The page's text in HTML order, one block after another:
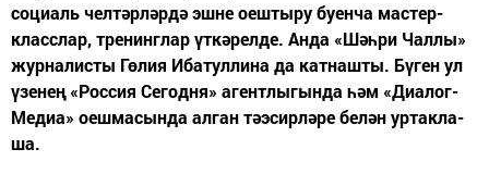
со­ци­аль чел­тәр­ләр­дә эш­не оеш­ты­ру бу­ен­ча мас­тер-
класс­лар, тре­нинг­лар үт­кә­рел­де. Анда «Шәһ­ри Чал­лы»
жур­на­лис­ты Гө­лия Иба­тул­ли­на да кат­наш­ты. Бү­ген ул
үзе­нең «Рос­сия Се­год­ня» агент­лы­гын­да һәм «Ди­а­лог-
Медиа» оеш­ма­сын­да ал­ган тә­э­сир­лә­ре бе­лән ур­так­ла­
ша.